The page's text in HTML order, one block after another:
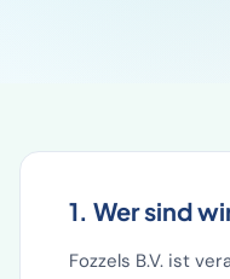
1. Wer sind
Fozzels B.V. ist